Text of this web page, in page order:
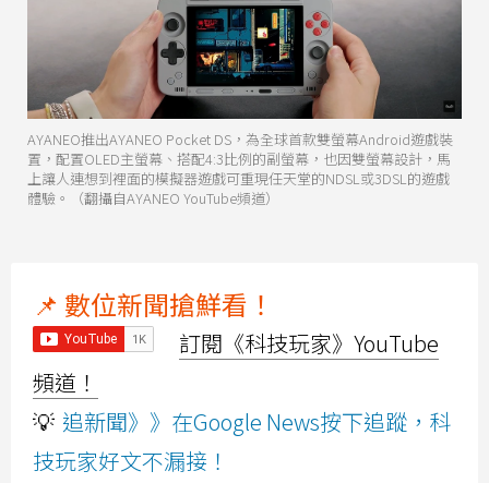
AYANEO推出AYANEO Pocket DS，為全球首款雙螢幕Android遊戲裝
置，配置OLED主螢幕、搭配4:3比例的副螢幕，也因雙螢幕設計，馬
上讓人連想到裡面的模擬器遊戲可重現任天堂的NDSL或3DSL的遊戲
體驗。（翻攝自AYANEO YouTube頻道）
📌 數位新聞搶鮮看！
訂閱《科技玩家》YouTube
頻道！
💡 追新聞》》在Google News按下追蹤，科
技玩家好文不漏接！